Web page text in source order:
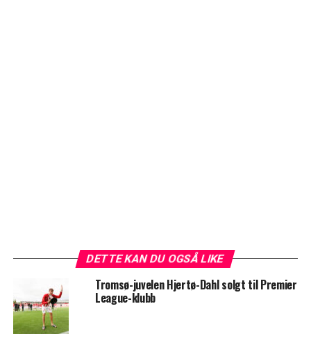
DETTE KAN DU OGSÅ LIKE
Tromsø-juvelen Hjertø-Dahl solgt til Premier
League-klubb